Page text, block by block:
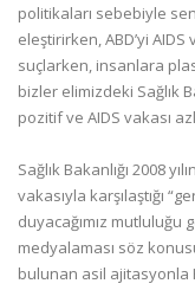
politikaları sebebiyle
eleştirirken, ABD’yi
suçlarken, insanlara
bizler elimizdeki Sağlık
pozitif ve AIDS vakası
Sağlık Bakanlığı 2008
vakasıyla karşılaştığı
duyacağımız mutluluğu
medyalaması söz
bulunan asil ajitasyonla